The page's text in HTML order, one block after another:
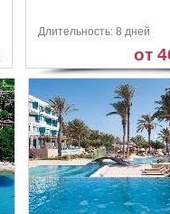
Длительность: 8 дней
от